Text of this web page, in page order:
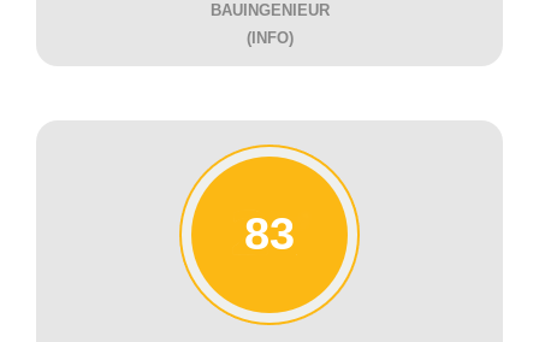
BAUINGENIEUR
(INFO)
83